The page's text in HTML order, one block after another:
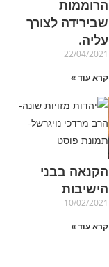
הרוממות
שבירידה לצורך
עליה.
22/04/2021
קרא עוד »
הקנאה בבני
הישיבות
10/02/2021
קרא עוד »